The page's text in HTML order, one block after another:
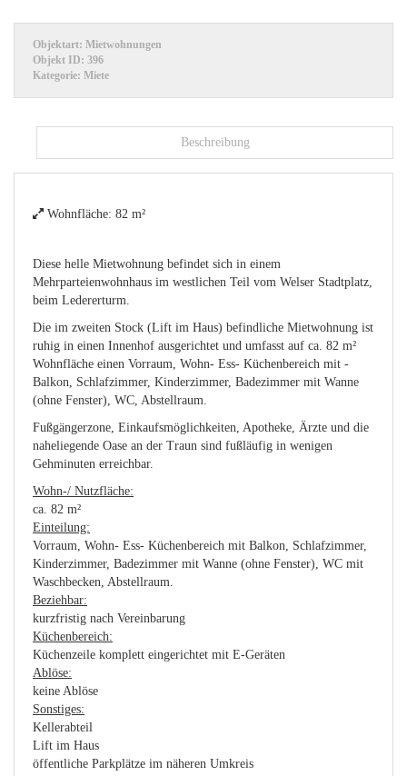
Objektart: Mietwohnungen
Objekt ID: 396
Kategorie: Miete
Beschreibung
Wohnfläche: 82 m²
Diese helle Mietwohnung befindet sich in einem
Mehrparteienwohnhaus im westlichen Teil vom Welser Stadtplatz,
beim Ledererturm.
Die im zweiten Stock (Lift im Haus) befindliche Mietwohnung ist
ruhig in einen Innenhof ausgerichtet und umfasst auf ca. 82 m²
Wohnfläche einen Vorraum, Wohn- Ess- Küchenbereich mit -
Balkon, Schlafzimmer, Kinderzimmer, Badezimmer mit Wanne
(ohne Fenster), WC, Abstellraum.
Fußgängerzone, Einkaufsmöglichkeiten, Apotheke, Ärzte und die
naheliegende Oase an der Traun sind fußläufig in wenigen
Gehminuten erreichbar.
Wohn-/ Nutzfläche:
ca. 82 m²
Einteilung:
Vorraum, Wohn- Ess- Küchenbereich mit Balkon, Schlafzimmer,
Kinderzimmer, Badezimmer mit Wanne (ohne Fenster), WC mit
Waschbecken, Abstellraum.
Beziehbar:
kurzfristig nach Vereinbarung
Küchenbereich:
Küchenzeile komplett eingerichtet mit E-Geräten
Ablöse:
keine Ablöse
Sonstiges:
Kellerabteil
Lift im Haus
öffentliche Parkplätze im näheren Umkreis